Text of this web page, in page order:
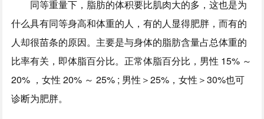
同等重量下，脂肪的体积要比肌肉大的多，这也是为
什么具有同等身高和体重的人，有的人显得肥胖，而有的
人却很苗条的原因。主要是与身体的脂肪含量占总体重的
比率有关，即体脂百分比。正常体脂百分比，男性 15% ～
20% ，女性 20% ～ 25% ; 男性＞25%，女性＞30%也可
诊断为肥胖。